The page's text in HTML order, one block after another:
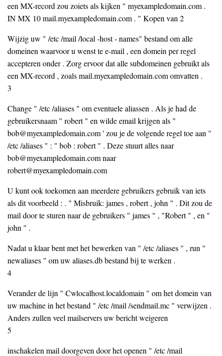
een MX-record zou zoiets als kijken " myexampledomain.com .
IN MX 10 mail.myexampledomain.com . " Kopen van 2
Wijzig uw " /etc /mail /local -host - names" bestand om alle
domeinen waarvoor u wenst te e-mail , een domein per regel
accepteren onder . Zorg ervoor dat alle subdomeinen gebruikt als
een MX-record , zoals mail.myexampledomain.com omvatten .
3
Change " /etc /aliases " om eventuele aliassen . Als je had de
gebruikersnaam " robert " en wilde email krijgen als "
bob@myexampledomain.com ' zou je de volgende regel toe aan "
/etc /aliases " : " bob : robert " . Deze stuurt alles naar
bob@myexampledomain.com naar
robert@myexampledomain.com
U kunt ook toekomen aan meerdere gebruikers gebruik van iets
als dit voorbeeld : . " Misbruik: james , robert , john " . Dit zou de
mail door te sturen naar de gebruikers " james " , "Robert " , en "
john " .
Nadat u klaar bent met het bewerken van " /etc /aliases " , run "
newaliases " om uw aliases.db bestand bij te werken .
4
Verander de lijn " Cwlocalhost.localdomain " om het domein van
uw machine in het bestand " /etc /mail /sendmail.mc " verwijzen .
Anders zullen veel mailservers uw bericht weigeren
5
inschakelen mail doorgeven door het openen " /etc /mail